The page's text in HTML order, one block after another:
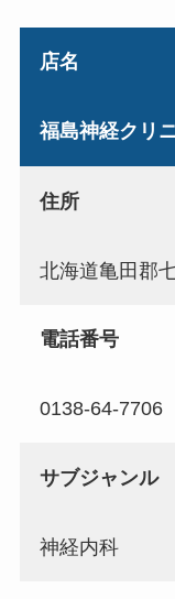
店名
福島神経クリ
住所
北海道亀田郡
電話番号
0138-64-7706
サブジャンル
神経内科